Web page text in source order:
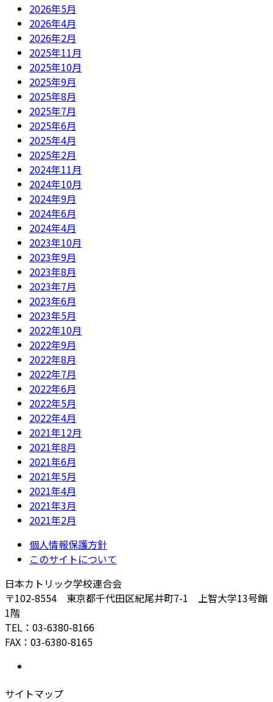
2026年5月
2026年4月
2026年2月
2025年11月
2025年10月
2025年9月
2025年8月
2025年7月
2025年6月
2025年4月
2025年2月
2024年11月
2024年10月
2024年9月
2024年6月
2024年4月
2023年10月
2023年9月
2023年8月
2023年7月
2023年6月
2023年5月
2022年10月
2022年9月
2022年8月
2022年7月
2022年6月
2022年5月
2022年4月
2021年12月
2021年8月
2021年6月
2021年5月
2021年4月
2021年3月
2021年2月
個人情報保護方針
このサイトについて
日本カトリック学校連合会
〒102-8554 東京都千代田区紀尾井町7-1 上智大学13号館
1階
TEL：03-6380-8166
FAX：03-6380-8165
サイトマップ